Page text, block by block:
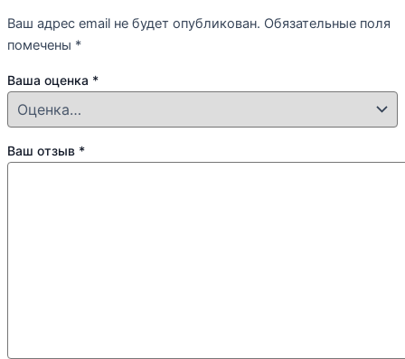
Ваш адрес email не будет опубликован. Обязательные поля
помечены *
Ваша оценка *
Ваш отзыв *